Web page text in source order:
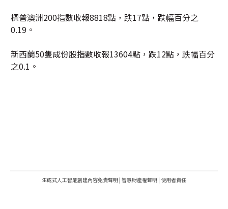
標普澳洲200指數收報8818點，跌17點，跌幅百分之
0.19。
新西蘭50隻成份股指數收報13604點，跌12點，跌幅百分
之0.1。
生成式人工智能創建內容免責聲明 | 智慧財產權聲明 | 使用者責任